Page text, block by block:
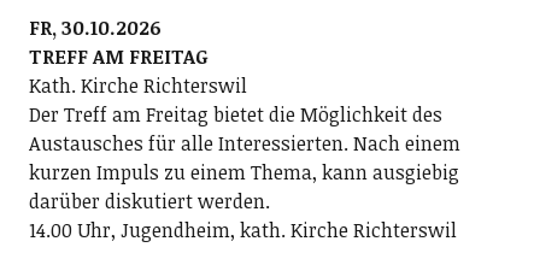
FR, 30.10.2026
TREFF AM FREITAG
Kath. Kirche Richterswil
Der Treff am Freitag bietet die Möglichkeit des
Austausches für alle Interessierten. Nach einem
kurzen Impuls zu einem Thema, kann ausgiebig
darüber diskutiert werden.
14.00 Uhr, Jugendheim, kath. Kirche Richterswil